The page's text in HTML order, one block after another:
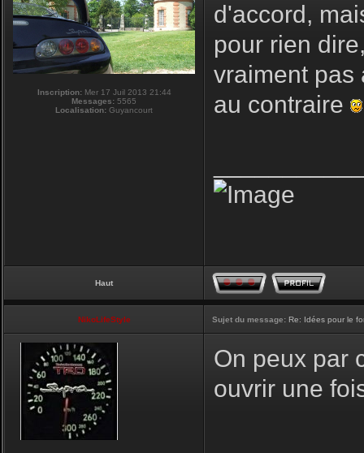
Inscription:Mer 17 Juil 2013 21:44
Messages: 5565
Localisation: Guyancourt
d'accord,
pour rien
vraiment pas
au contraire
Haut
NikoLifeStyle Sujet du message: Re: Idées pour le
On peux par
ouvrir une